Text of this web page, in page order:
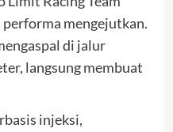
mengejutkan.
di jalur
langsung membuat
injeksi,